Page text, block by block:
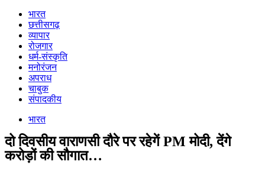
भारत
छत्तीसगढ़
व्यापार
रोजगार
धर्म-संस्कृति
मनोरंजन
अपराध
चाबुक
संपादकीय
भारत
दो दिवसीय वाराणसी दौरे पर रहेगें PM मोदी, देंगे
करोड़ों की सौगात…